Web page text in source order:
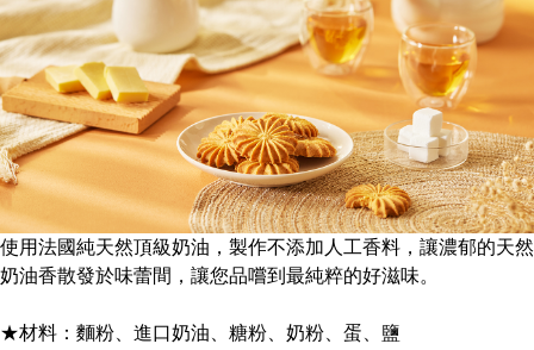
使用法國純天然頂級奶油，製作不添加人工香料，讓濃郁的天然
奶油香散發於味蕾間，讓您品嚐到最純粹的好滋味。
★材料：麵粉、進口奶油、糖粉、奶粉、蛋、鹽